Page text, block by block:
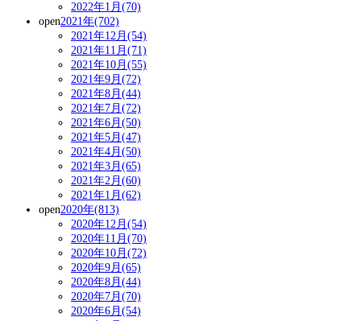
2022年1月(70)
open2021年(702)
2021年12月(54)
2021年11月(71)
2021年10月(55)
2021年9月(72)
2021年8月(44)
2021年7月(72)
2021年6月(50)
2021年5月(47)
2021年4月(50)
2021年3月(65)
2021年2月(60)
2021年1月(62)
open2020年(813)
2020年12月(54)
2020年11月(70)
2020年10月(72)
2020年9月(65)
2020年8月(44)
2020年7月(70)
2020年6月(54)